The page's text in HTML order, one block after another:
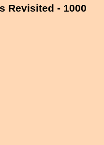
Revisited - 1000